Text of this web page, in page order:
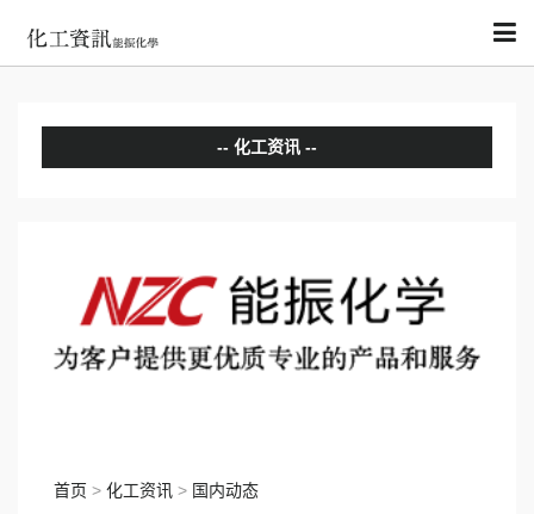
化工资讯
国际动态
首页 > 化工资讯 > 国内动态